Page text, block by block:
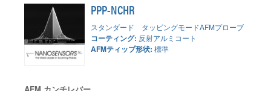
PPP-NCHR
スタンダード タッピングモードAFMプローブ
コーティング: 反射アルミコート
AFMティップ形状: 標準